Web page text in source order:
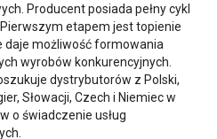
Producent posiada pełny cykl
etapem jest topienie
daje możliwość formowania
wyrobów konkurencyjnych.
dystrybutorów z Polski,
Słowacji, Czech i Niemiec w
o świadczenie usług